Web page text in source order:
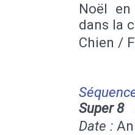
Noël
dans la
Chien /
Super 8
Date :